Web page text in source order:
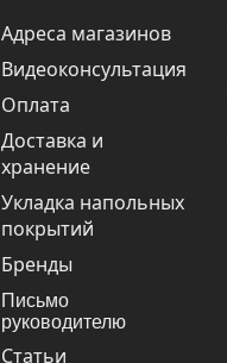
Адреса магазинов
Видеоконсультация
Оплата
Доставка и
хранение
Укладка напольных
покрытий
Бренды
Письмо
руководителю
Статьи